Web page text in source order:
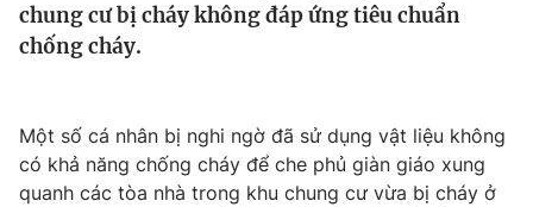
Thế giới đó đây
Câu chuyện quốc tế
Tài chính
Góc doanh nghiệp
Dữ liệu và đời sống
Truyền hình
Phim VTV
Giải trí
chung cư bị cháy không đáp ứng tiêu chuẩn
chống cháy.
Một số cá nhân bị nghi ngờ đã sử dụng vật liệu không
có khả năng chống cháy để che phủ giàn giáo xung
quanh các tòa nhà trong khu chung cư vừa bị cháy ở